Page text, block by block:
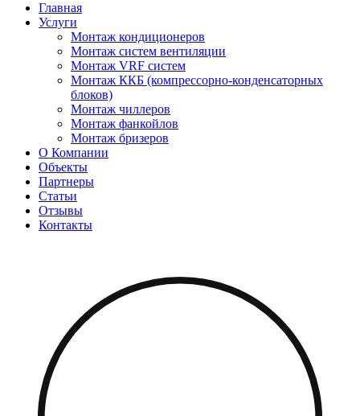
Главная
Услуги
Монтаж кондиционеров
Монтаж cистем вентиляции
Монтаж VRF систем
Монтаж ККБ (компрессорно-конденсаторных
блоков)
Монтаж чиллеров
Монтаж фанкойлов
Монтаж бризеров
О Компании
Объекты
Партнеры
Статьи
Отзывы
Контакты